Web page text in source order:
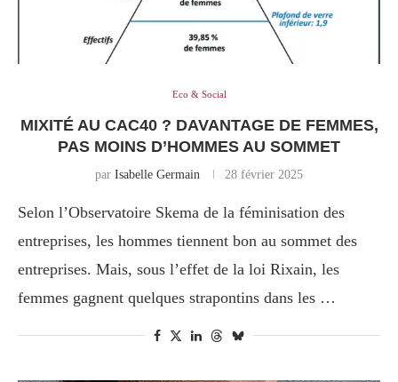
Eco & Social
MIXITÉ AU CAC40 ? DAVANTAGE DE FEMMES,
PAS MOINS D’HOMMES AU SOMMET
par Isabelle Germain 28 février 2025
Selon l’Observatoire Skema de la féminisation des
entreprises, les hommes tiennent bon au sommet des
entreprises. Mais, sous l’effet de la loi Rixain, les
femmes gagnent quelques strapontins dans les …